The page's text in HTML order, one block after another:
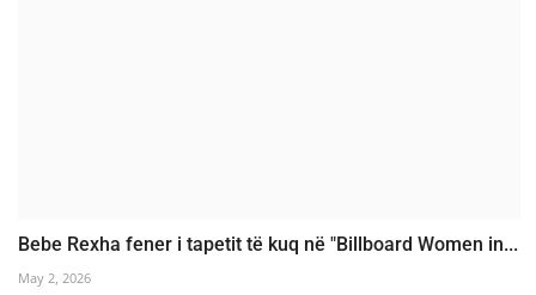
Bebe Rexha fener i tapetit të kuq në "Billboard Women in...
May 2, 2026